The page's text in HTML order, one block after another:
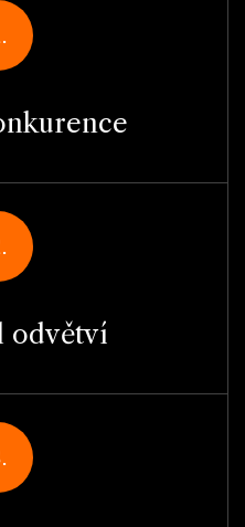
odvětví